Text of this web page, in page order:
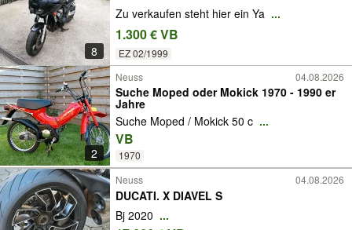
8
Zu verkaufen steht hier ein Ya ...
1.300 € VB
EZ 02/1999
2
Neuss 04.08.2026
Suche Moped oder Mokick 1970 - 1990 er
Jahre
Suche Moped / Mokick 50 c ...
VB
1970
Neuss 04.08.2026
DUCATI. X DIAVEL S
Bj 2020 ...